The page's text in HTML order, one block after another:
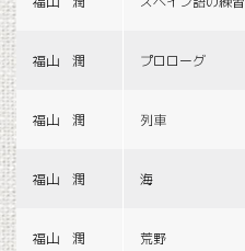
福山 潤 プロローグ
福山 潤 列車
福山 潤 海
福山 潤 荒野